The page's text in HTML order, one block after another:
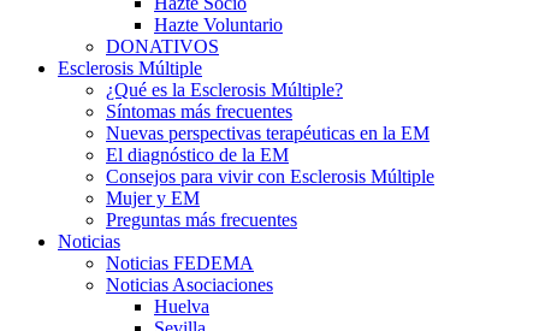
Hazte Voluntario
DONATIVOS
Esclerosis Múltiple
¿Qué es la Esclerosis Múltiple?
Síntomas más frecuentes
Nuevas perspectivas terapéuticas en la EM
El diagnóstico de la EM
Consejos para vivir con Esclerosis Múltiple
Mujer y EM
Preguntas más frecuentes
Noticias
Noticias FEDEMA
Noticias Asociaciones
Huelva